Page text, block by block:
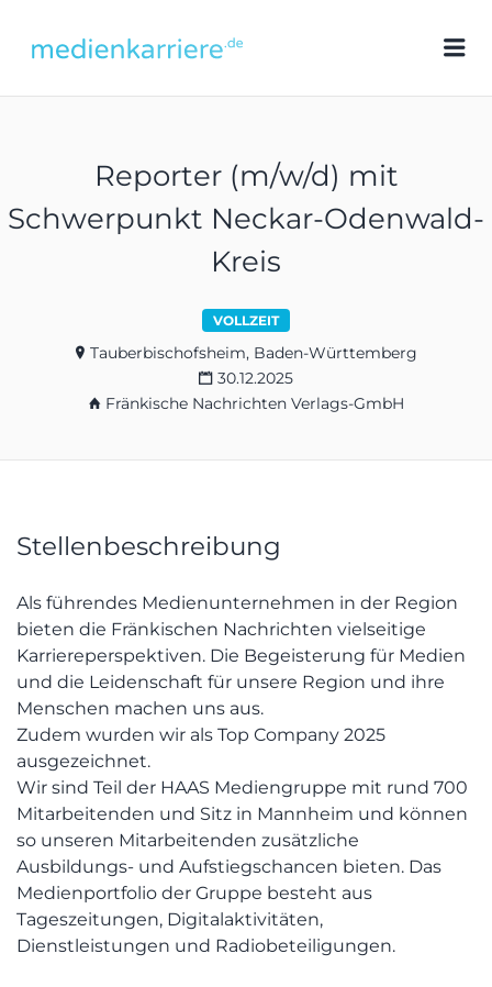
medienkarriere.de
Reporter (m/w/d) mit
Schwerpunkt Neckar-Odenwald-
Kreis
VOLLZEIT
Tauberbischofsheim, Baden-Württemberg
30.12.2025
Fränkische Nachrichten Verlags-GmbH
Stellenbeschreibung
Als führendes Medienunternehmen in der Region
bieten die Fränkischen Nachrichten vielseitige
Karriereperspektiven. Die Begeisterung für Medien
und die Leidenschaft für unsere Region und ihre
Menschen machen uns aus.
Zudem wurden wir als Top Company 2025
ausgezeichnet.
Wir sind Teil der HAAS Mediengruppe mit rund 700
Mitarbeitenden und Sitz in Mannheim und können
so unseren Mitarbeitenden zusätzliche
Ausbildungs- und Aufstiegschancen bieten. Das
Medienportfolio der Gruppe besteht aus
Tageszeitungen, Digitalaktivitäten,
Dienstleistungen und Radiobeteiligungen.